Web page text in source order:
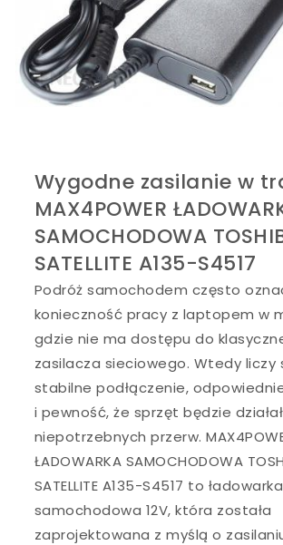
Wygodne zasilanie w
MAX4POWER
SAMOCHODOWA
SATELLITE A135-S4517
Podróż samochodem często
konieczność pracy z laptopem w
gdzie nie ma dostępu do
zasilacza sieciowego. Wtedy liczy
stabilne podłączenie,
i pewność, że sprzęt będzie
niepotrzebnych przerw.
ŁADOWARKA SAMOCHODOWA
SATELLITE A135-S4517 to ładowarka
samochodowa 12V, która została
zaprojektowana z myślą o